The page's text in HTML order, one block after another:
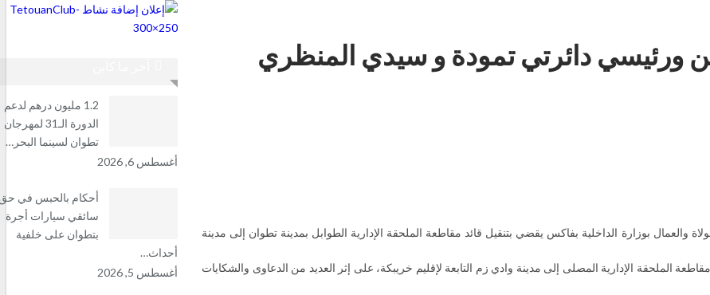
ورئيسي دائرتي تمودة و سيدي المنظري
05 يوليوز الجاري من مصلحة الولاة والعمال بوزارة الداخلية بفاكس يقضي بتنقيل قائد مقاطعة الملحقة الإدارية الطوابل بمدينة تطوان إلى مدينة
الملحقة الإدارية المصلى إلى مدينة وادي زم التابعة لإقليم خريبكة، على إثر العديد من الدعاوى والشكايات
1.2 مليون درهم لدعم
الدورة الـ31 لمهرجان
تطوان لسينما البحر…
أغسطس 6, 2026
أحكام بالحبس في
سائقي سيارات أجرة
بتطوان على خلفية
أحداث…
أغسطس 5, 2026